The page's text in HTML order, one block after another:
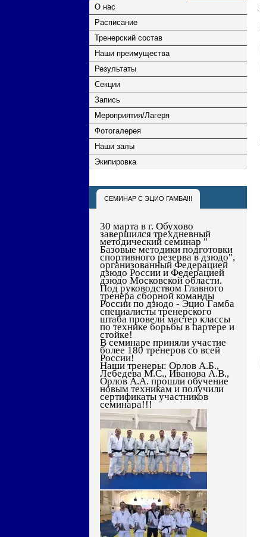
О нас
Расписание
Тренерский состав
Наши преимущества
Результаты
Секции
Запись
Мероприятия/Лагеря
Фотогалерея
Наши залы
Экипировка
СЕМИНАР С ЭЦИО ГАМБА!!!
30 марта в г. Обухово
завершился трехдневный
методический семинар "
Базовые методики подготовки
спортивного резерва в дзюдо",
организованный Федерацией
дзюдо России и Федерацией
дзюдо Московской области.
Под руководством Главного
тренера сборной команды
России по дзюдо - Эцио Гамба
специалисты тренерского
штаба провели мастер классы
по технике борьбы в партере и
стойке!
В семинаре приняли участие
более 180 тренеров со всей
России!
Наши тренеры: Орлов А.Б.,
Лебедева М.С., Иванова А.В.,
Орлов А.А. прошли обучение
новым техникам и получили
сертификаты участников
семинара!!!